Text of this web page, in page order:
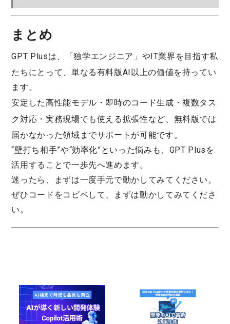
まとめ
GPT Plusは、「独学エンジニア」やIT業界を目指す私
たちにとって、単なる有料版AI以上の価値を持ってい
ます。
安定した高性能モデル ・ 即時のコード生成 ・複数タス
ク対応 ・ 実務現場でも使える拡張性など、無料版では
届かなかった領域までサポートが可能です。
“壁打ち相手”や“効率化”といった悩みも、GPT Plusを
活用することで一歩先へ進めます。
迷ったら、まずは一度手元で動かしてみてください。
ぜひコードをコピペして、まずは動かしてみてくださ
い。